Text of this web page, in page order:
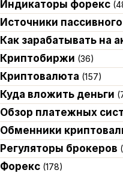
Индикаторы форекс
Источники
Как зарабатывать на
Криптобиржи (36)
Криптовалюта (157)
Куда вложить деньги
Обзор платежных
Обменники
Регуляторы брокеров
Форекс(178)